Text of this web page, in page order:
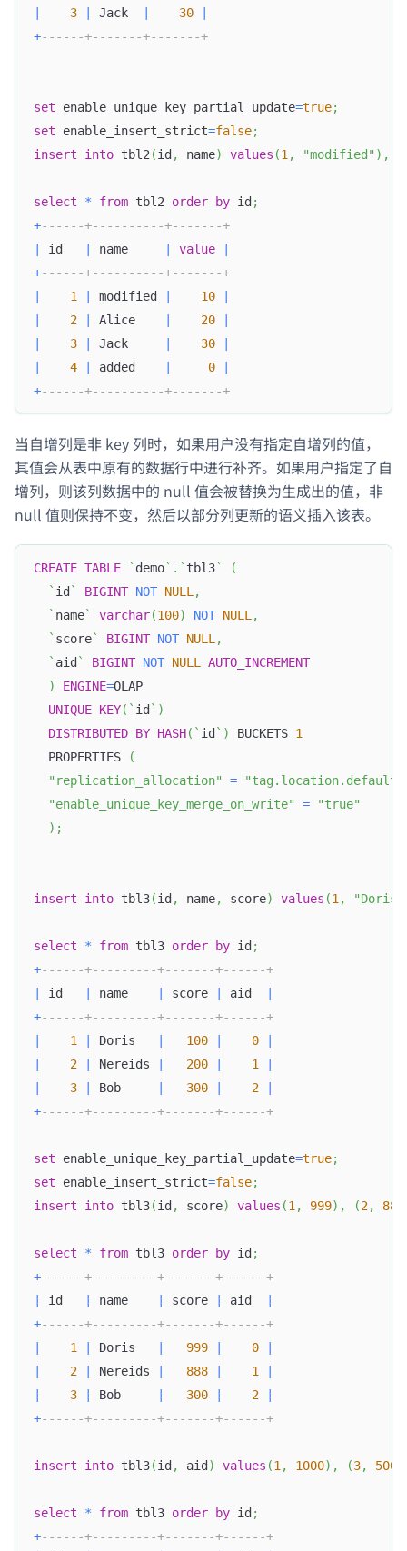
| 3 | Jack | 30
|
+------+-------+-------+
set enable_unique_key_partial_update=true;
set enable_insert_strict=false;
insert
into tbl2 (id, name) values (1 , "modified" ) ,
select * from tbl2 order by id;
+------+----------+-------+
|
id | name | value
|
+------+----------+-------+
|
1 | modified | 10
|
|
2 | Alice | 20
|
|
3 | Jack | 30
|
|
4 | added | 0
|
+------+----------+-------+
当自增列是非 key 列时，如果用户没有指定自增列的值，
其值会从表中原有的数据行中进行补齐。如果用户指定了自
增列，则该列数据中的 null 值会被替换为生成出的值，非
null 值则保持不变，然后以部分列更新的语义插入该表。
CREATE TABLE ` demo` . ` tbl3`
(
` id ` BIGINT NOT NULL ,
` name` varchar(100) NOT NULL ,
` score` BIGINT NOT NULL ,
` aid ` BIGINT NOT NULL
AUTO_INCREMENT
)
ENGINE=OLAP
UNIQUE KEY( ` id ` )
DISTRIBUTED BY HASH( ` id ` ) BUCKETS 1
  PROPERTIES
(
"replication_allocation"
=
"enable_unique_key_merge_on_write"
=
"true"
) ;
insert into tbl3(id , name, score) values (1 , "Doris"
select * from tbl3 order by id ;
+------+---------+-------+------+
id name score aid
+------+---------+-------+------+
1 Doris 100 0
2 Nereids 200 1
3 Bob 300 2
+------+---------+-------+------+
set enable_unique_key_partial_update=true;
set enable_insert_strict=false;
insert
into tbl3(id , score) values (1 , 999) , (2, 888
select * from tbl3 order by id ;
+------+---------+-------+------+
id name score aid
+------+---------+-------+------+
1 Doris 999 0
2 Nereids 888 1
3 Bob 300 2
+------+---------+-------+------+
insert into tbl3(id , aid ) values (1 , 1000) , (3, 500
select * from tbl3 order by id ;
+------+---------+-------+------+